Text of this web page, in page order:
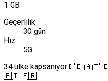
1 GB
Geçerlilik
30 gün
Hız
5G
34 ülke kapsanıyor🇩🇪 🇦🇹
🇫🇮 🇫🇷